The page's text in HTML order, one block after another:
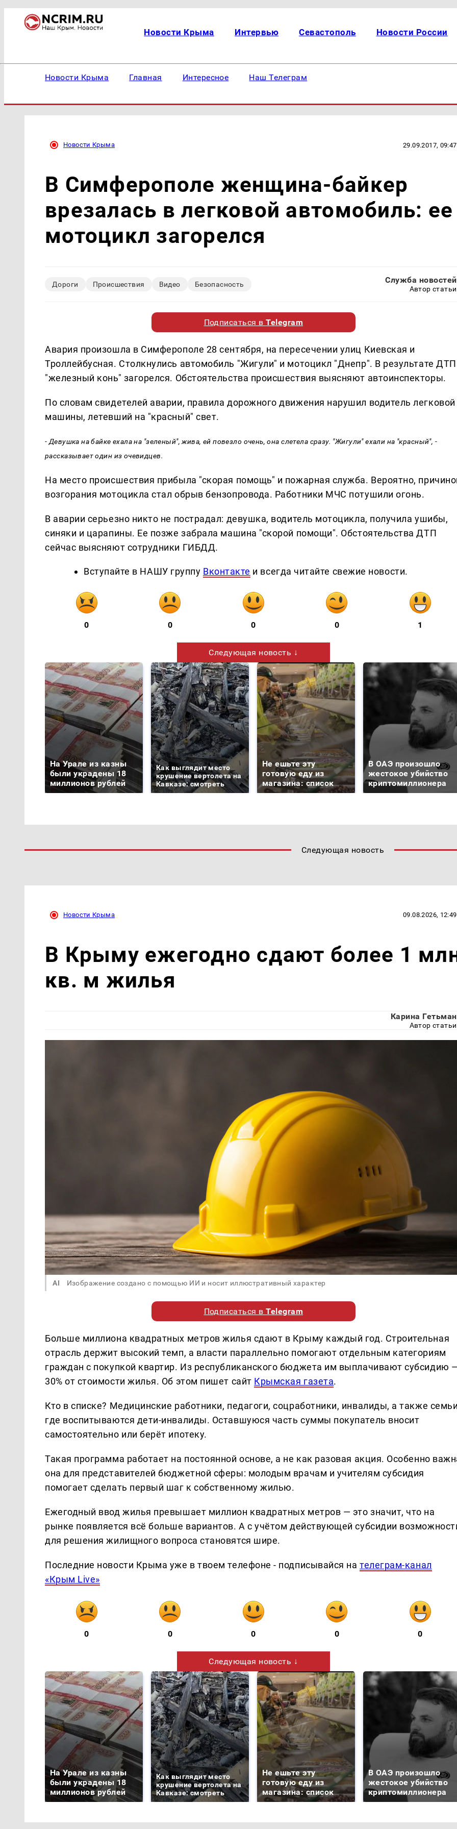
Новости Крыма Интервью Севастополь Новости России
Новости Крыма Главная Интересное Наш Телеграм
Новости Крыма 29.09.2017, 09:47
В Симферополе женщина-байкер
врезалась в легковой автомобиль: ее
мотоцикл загорелся
Дороги Происшествия Видео Безопасность Служба новостей
Автор статьи
Подписаться вTelegram
Авария произошла в Симферополе 28 сентября, на пересечении улиц Киевская и
Троллейбусная. Столкнулись автомобиль "Жигули" и мотоцикл "Днепр". В результате ДТП
"железный конь" загорелся. Обстоятельства происшествия выясняют автоинспекторы.
По словам свидетелей аварии, правила дорожного движения нарушил водитель легковой
машины, летевший на "красный" свет.
- Девушка на байке ехала на "зеленый", жива, ей повезло очень, она слетела сразу. "Жигули" ехали на "красный", -
рассказывает один из очевидцев.
На место происшествия прибыла "скорая помощь" и пожарная служба. Вероятно,
возгорания мотоцикла стал обрыв бензопровода. Работники МЧС потушили огонь.
В аварии серьезно никто не пострадал: девушка, водитель мотоцикла, получила ушибы,
синяки и царапины. Ее позже забрала машина "скорой помощи". Обстоятельства ДТП
сейчас выясняют сотрудники ГИБДД.
Вступайте в НАШУ группу Вконтакте и всегда читайте свежие новости.
0 0 0 0 1
Следующая новость ↓
На Урале из казны
были украдены 18
миллионов рублей
Как выглядит место
крушение вертолета на
Кавказе: смотреть
Не ешьте эту
готовую еду из
магазина: список
В ОАЭ произошло
жестокое убийство
криптомиллионера
Следующая новость
Новости Крыма 09.08.2026, 12:49
В Крыму ежегодно сдают более 1
кв. м жилья
Карина Гетьман
Автор статьи
AI Изображение создано с помощью ИИ и носит иллюстративный характер
Подписаться вTelegram
Больше миллиона квадратных метров жилья сдают в Крыму каждый год. Строительная
отрасль держит высокий темп, а власти параллельно помогают отдельным категориям
граждан с покупкой квартир. Из республиканского бюджета им выплачивают субсидию
30% от стоимости жилья. Об этом пишет сайт Крымская газета.
Кто в списке? Медицинские работники, педагоги, соцработники, инвалиды, а также
где воспитываются дети-инвалиды. Оставшуюся часть суммы покупатель вносит
самостоятельно или берёт ипотеку.
Такая программа работает на постоянной основе, а не как разовая акция. Особенно
она для представителей бюджетной сферы: молодым врачам и учителям субсидия
помогает сделать первый шаг к собственному жилью.
Ежегодный ввод жилья превышает миллион квадратных метров — это значит, что на
рынке появляется всё больше вариантов. А с учётом действующей субсидии
для решения жилищного вопроса становятся шире.
Последние новости Крыма уже в твоем телефоне - подписывайся нателеграм-канал
«Крым Live»
0 0 0 0 0
Следующая новость ↓
На Урале из казны
были украдены 18
миллионов рублей
Как выглядит место
крушение вертолета на
Кавказе: смотреть
Не ешьте эту
готовую еду из
магазина: список
В ОАЭ произошло
жестокое убийство
криптомиллионера